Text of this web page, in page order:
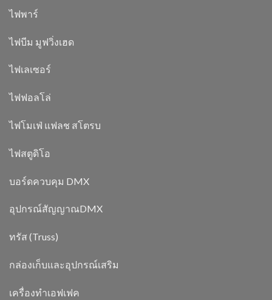
ไฟพาร์
ไฟบีม มูฟวิ่งเฮด
ไฟเลเซอร์
ไฟฟอลโล่
ไฟโมเฟ่ แฟลช สโตรบ
ไฟสตูดิโอ
บอร์ดควบคุม DMX
อุปกรณ์สัญญาณDMX
ทรัส (Truss)
กล่องเก็บและอุปกรณ์เสริม
เครื่องทำเอฟเฟค